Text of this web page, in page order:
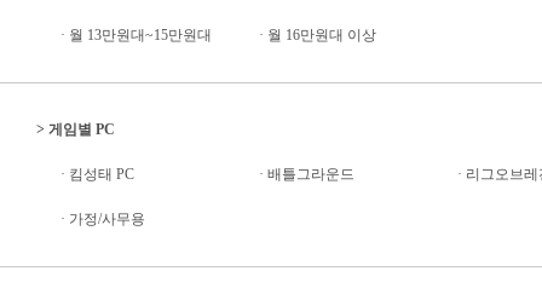
· 월 13만원대~15만원대 · 월 16만원대 이상
> 게임별 PC
· 킴성태 PC · 배틀그라운드 · 리그오브
· 가정/사무용